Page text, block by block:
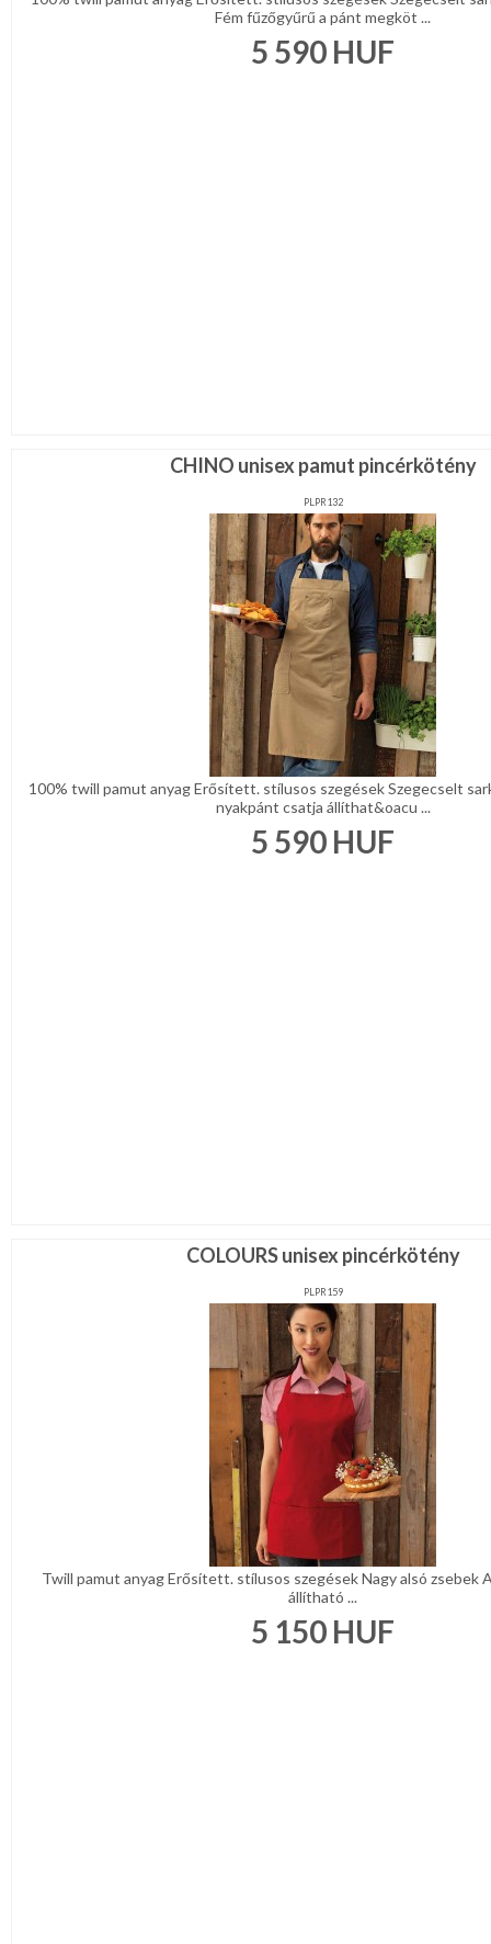
Fém fűzőgyűrű a pánt megköt ...
5 590 HUF
CHINO unisex pamut pincérkötény
PLPR132
100% twill pamut anyag Erősített. stílusos szegések Szegecselt
nyakpánt csatja állíthat&oacu ...
5 590 HUF
COLOURS unisex pincérkötény
PLPR159
Twill pamut anyag Erősített. stílusos szegések Nagy alsó zsebek
állítható ...
5 150 HUF